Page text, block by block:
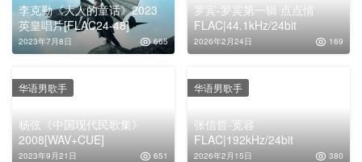
李克勤《大人的童话》2023
英皇唱片[FLAC24-48]
2023年7月8日 665
罗宾-罗宾第一辑 点点情
FLAC|44.1kHz/24bit
2026年2月24日 169
杨弦《中国现代民歌集》
2008[WAV+CUE]
2023年9月21日 651
华语男歌手
张信哲-宽容
FLAC|192kHz/24bit
2026年2月15日 380
华语男歌手